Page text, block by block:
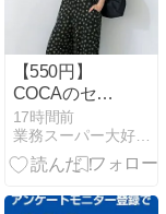
で働く街の選
【550円】
COCAのセー
ルがヤバい！
17時間前
業務スーパー大好き専業主婦３児ママのブログ